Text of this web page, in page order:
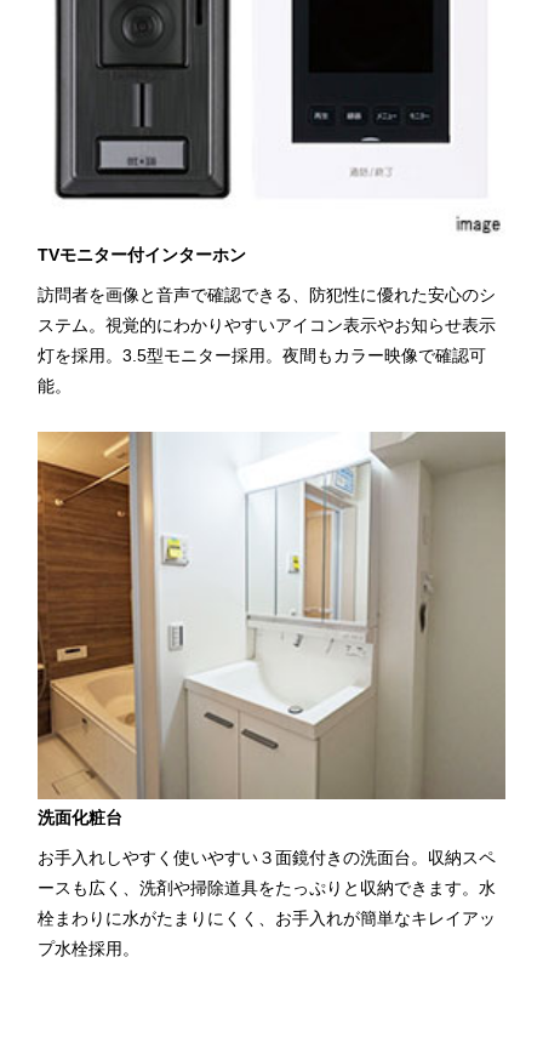
TVモニター付インターホン
訪問者を画像と音声で確認できる、防犯性に優れた安心のシ
ステム。視覚的にわかりやすいアイコン表示やお知らせ表示
灯を採用。3.5型モニター採用。夜間もカラー映像で確認可
能。
洗面化粧台
お手入れしやすく使いやすい３面鏡付きの洗面台。収納スペ
ースも広く、洗剤や掃除道具をたっぷりと収納できます。水
栓まわりに水がたまりにくく、お手入れが簡単なキレイアッ
プ水栓採用。